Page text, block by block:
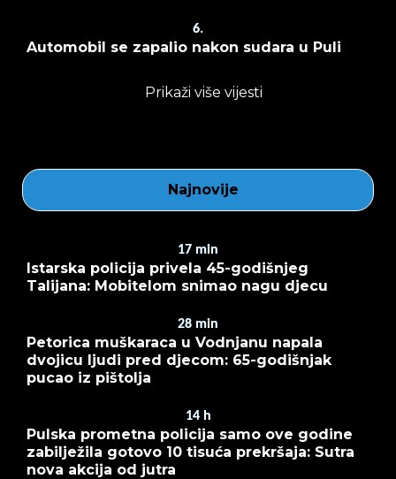
6.
Automobil se zapalio nakon sudara u Puli
Prikaži više vijesti
Najnovije
17 min
Istarska policija privela 45-godišnjeg
Talijana: Mobitelom snimao nagu djecu
28 min
Petorica muškaraca u Vodnjanu napala
dvojicu ljudi pred djecom: 65-godišnjak
pucao iz pištolja
14 h
Pulska prometna policija samo ove godine
zabilježila gotovo 10 tisuća prekršaja: Sutra
nova akcija od jutra